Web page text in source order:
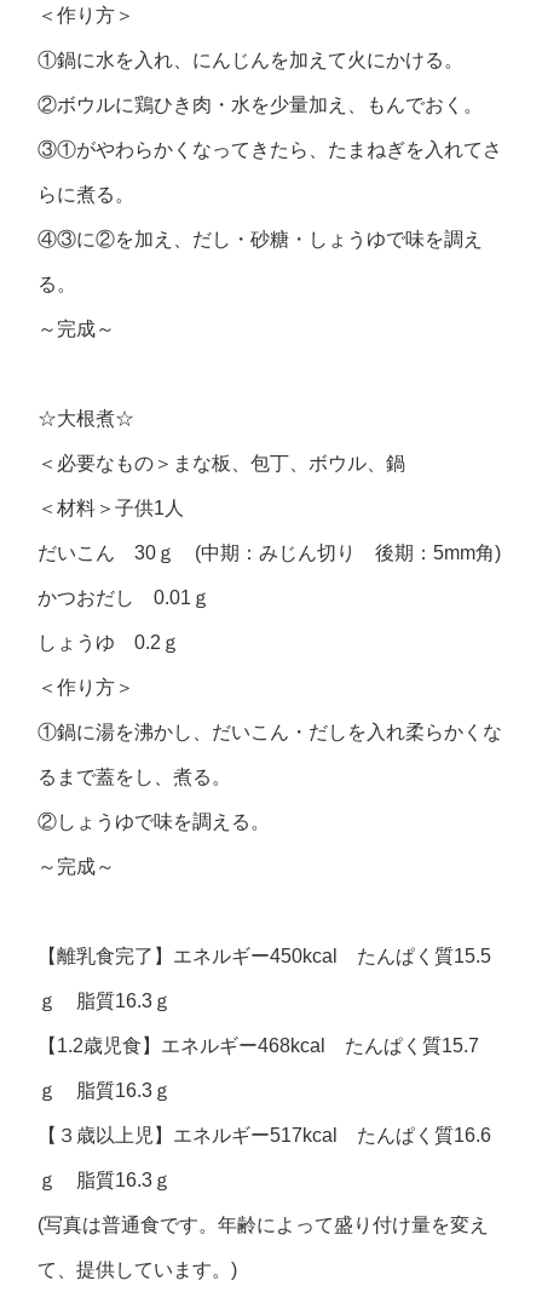
＜作り方＞
①鍋に水を入れ、にんじんを加えて火にかける。
②ボウルに鶏ひき肉・水を少量加え、もんでおく。
③①がやわらかくなってきたら、たまねぎを入れてさ
らに煮る。
④③に②を加え、だし・砂糖・しょうゆで味を調え
る。
～完成～
☆大根煮☆
＜必要なもの＞まな板、包丁、ボウル、鍋
＜材料＞子供1人
だいこん 30ｇ (中期：みじん切り 後期：5mm角)
かつおだし 0.01ｇ
しょうゆ 0.2ｇ
＜作り方＞
①鍋に湯を沸かし、だいこん・だしを入れ柔らかくな
るまで蓋をし、煮る。
②しょうゆで味を調える。
～完成～
【離乳食完了】エネルギー450kcal たんぱく質15.5
ｇ 脂質16.3ｇ
【1.2歳児食】エネルギー468kcal たんぱく質15.7
ｇ 脂質16.3ｇ
【３歳以上児】エネルギー517kcal たんぱく質16.6
ｇ 脂質16.3ｇ
(写真は普通食です。年齢によって盛り付け量を変え
て、提供しています。)